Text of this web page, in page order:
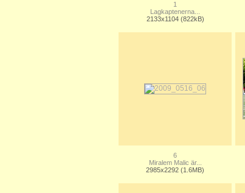
1
Lagkaptenerna...
2133x1104 (822kB)
6
Miralem Malic är...
2985x2292 (1.6MB)